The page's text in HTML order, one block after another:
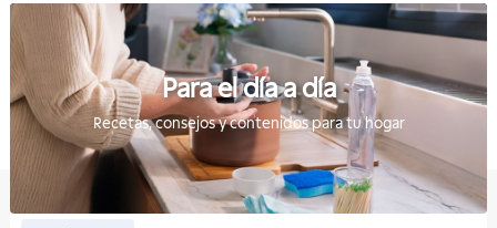
Para el día a día
Recetas, consejos y contenidos para tu hogar